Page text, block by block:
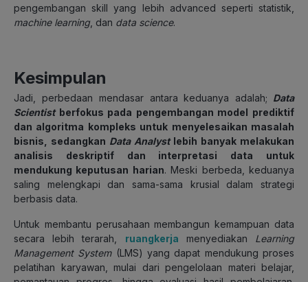
pengembangan skill yang lebih advanced seperti statistik,
machine learning , dan data science.
Kesimpulan
Jadi, perbedaan mendasar antara keduanya adalah; Data
Scientistberfokus pada pengembangan model prediktif
dan algoritma kompleks untuk menyelesaikan masalah
bisnis, sedangkan Data Analystlebih banyak melakukan
analisis deskriptif dan interpretasi data untuk
mendukung keputusan harian. Meski berbeda, keduanya
saling melengkapi dan sama-sama krusial dalam strategi
berbasis data.
Untuk membantu perusahaan membangun kemampuan data
secara lebih terarah, ruangkerja menyediakan Learning
Management System(LMS) yang dapat mendukung proses
pelatihan karyawan, mulai dari pengelolaan materi belajar,